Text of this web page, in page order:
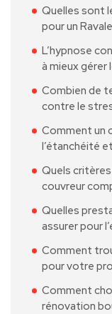
Quelles sont
pour un
L’hypnose
à mieux gérer
Combien de
contre le
Comment un
l’étanchéité
Quels
couvreur
Quelles
assurer pour
Comment
pour votre
Comment
rénovation